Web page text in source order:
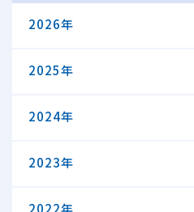
2026年
2025年
2024年
2023年
2022年